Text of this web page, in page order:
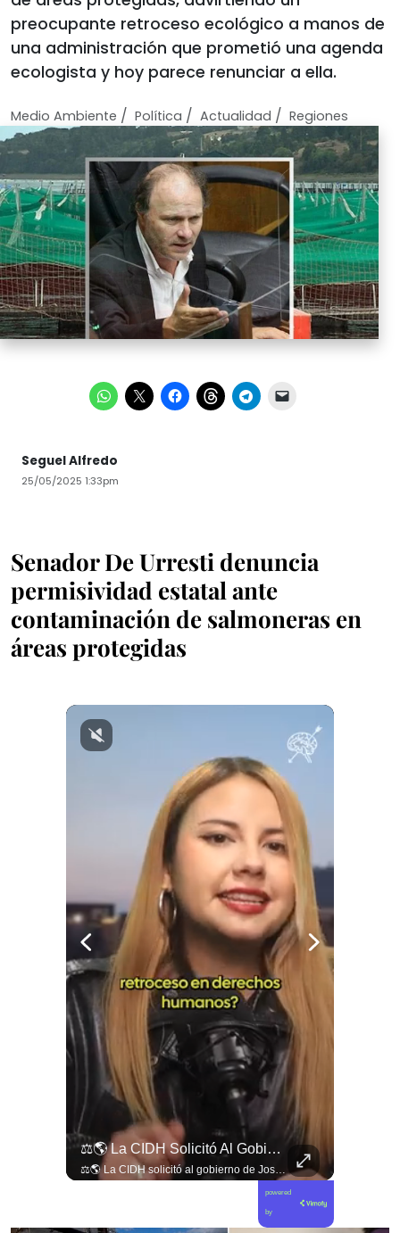
preocupante retroceso ecológico a manos de
una administración que prometió una agenda
ecologista y hoy parece renunciar a ella.
Medio Ambiente / Política / Actualidad / Regiones
Seguel Alfredo
25/05/2025 1:33pm
Senador De Urresti denuncia
permisividad estatal ante
contaminación de salmoneras en
áreas protegidas
⚖️🌎 La CIDH Solicitó Al Gobierno De José Antonio Kast Información Detallada Sobre Cambios Institucionales Y Recortes En Materia De Derechos Humanos, Tras Una Audiencia...
⚖️🌎 La CIDH solicitó al gobierno de José Antonio Kast información detallada sobre cambios institucionales y recortes en materia de derechos humanos, tras una audiencia con organizaciones y representantes del Estado. 📄🇨🇱 👉 Descubre más en elciudadano.com y en Tu Canal Ciudadano
powered
by